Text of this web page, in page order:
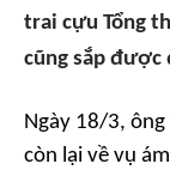
trai cựu Tổng
cũng sắp được
Ngày 18/3, ông
còn lại về vụ